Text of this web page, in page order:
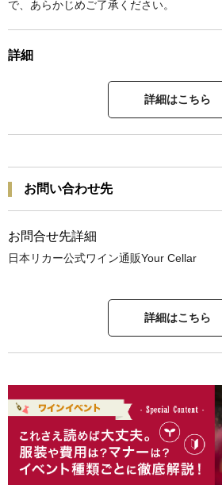
で、あらかじめご了承ください。
詳細
詳細はこちら
お問い合わせ先
お問合せ先詳細
日本リカー公式ワイン通販Your Cellar
詳細はこちら